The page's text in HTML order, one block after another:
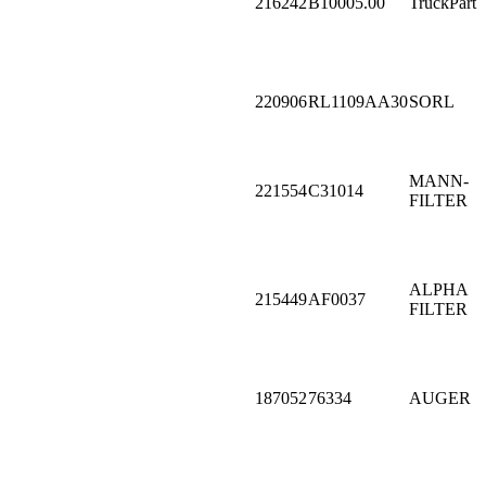
220906RL1109AA30SORL
221554C31014
MANN-
FILTER
215449AF0037
ALPHA
FILTER
18705276334 AUGER